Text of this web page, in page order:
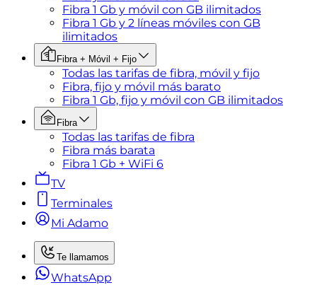
Fibra 1 Gb y móvil con GB ilimitados
Fibra 1 Gb y 2 líneas móviles con GB
ilimitados
Fibra + Móvil + Fijo
Todas las tarifas de fibra, móvil y fijo
Fibra, fijo y móvil más barato
Fibra 1 Gb, fijo y móvil con GB ilimitados
Fibra
Todas las tarifas de fibra
Fibra más barata
Fibra 1 Gb + WiFi 6
TV
Terminales
Mi Adamo
Te llamamos
WhatsApp